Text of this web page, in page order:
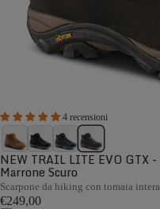
4 recensioni
NEW TRAIL LITE EVO GTX -
Marrone Scuro
Scarpone da hiking con tomaia intera
€249,00